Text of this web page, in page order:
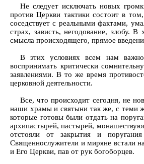
Не следует исключать новых
против Церкви тактики состоит в
соседствует с реальными фактами,
страх, зависть, негодование, злобу.
смысла происходящего, прямое
В этих условиях всем нам
воспринимать критически
заявлениями. В то же время
церковной деятельности.
Все, что происходит сегодня, не
наши храмы и святыни так же, с теми
которые готовы были отдать на
архипастырей, пастырей,
отстояли от закрытия и
Священнослужители и миряне встали
и Его Церкви, пав от рук богоборцев.